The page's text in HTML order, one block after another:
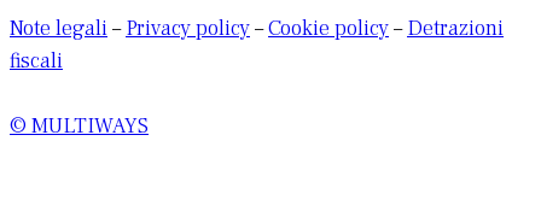
Note legali–Privacy policy–Cookie policy–Detrazioni
fiscali
© MULTIWAYS